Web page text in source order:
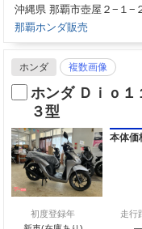
沖縄県 那覇市壺屋２−１−
那覇ホンダ販売
ホンダ 複数画像
ホンダ Ｄｉｏ
３型
本体価
初度登録年
走行